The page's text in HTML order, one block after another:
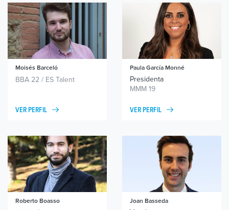
Moisés Barceló
BBA 22 / ES Talent
VER PERFIL
Paula García Monné
Presidenta
MMM 19
VER PERFIL
Roberto Boasso Joan Basseda